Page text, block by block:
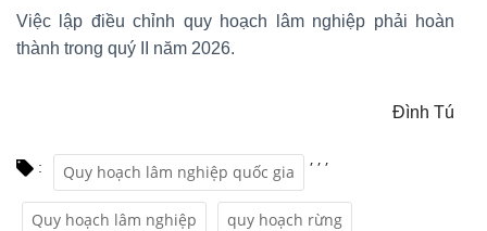
Việc lập điều chỉnh quy hoạch lâm nghiệp phải hoàn
thành trong quý II năm 2026.
Đình Tú
: Quy hoạch lâm nghiệp quốc gia
,
Quy hoạch lâm nghiệp
,
quy hoạch rừng
,